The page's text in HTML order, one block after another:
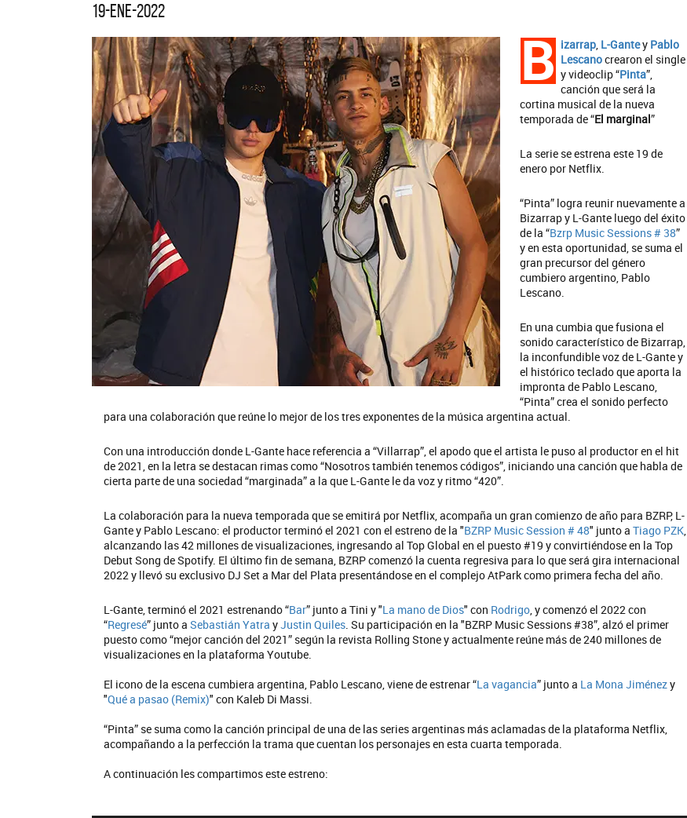
19-ene-2022
B izarrap, L-Gantey Pablo
Lescanocrearon el single
y videoclip “Pinta”,
canción que será la
cortina musical de la nueva
temporada de “El marginal”
La serie se estrena este 19 de
enero por Netflix.
“Pinta” logra reunir nuevamente a
Bizarrap y L-Gante luego del éxito
de la “Bzrp Music Sessions # 38”
y en esta oportunidad, se suma el
gran precursor del género
cumbiero argentino, Pablo
Lescano.
En una cumbia que fusiona el
sonido característico de Bizarrap,
la inconfundible voz de L-Gante y
el histórico teclado que aporta la
impronta de Pablo Lescano,
“Pinta” crea el sonido perfecto
para una colaboración que reúne lo mejor de los tres exponentes de la música argentina actual.
Con una introducción donde L-Gante hace referencia a “Villarrap”, el apodo que el artista le puso al productor en el hit
de 2021, en la letra se destacan rimas como “Nosotros también tenemos códigos”, iniciando una canción que habla de
cierta parte de una sociedad “marginada” a la que L-Gante le da voz y ritmo “420”.
La colaboración para la nueva temporada que se emitirá por Netflix, acompaña un gran comienzo de año para BZRP, L-
Gante y Pablo Lescano: el productor terminó el 2021 con el estreno de la "BZRP Music Session # 48" junto a Tiago PZK,
alcanzando las 42 millones de visualizaciones, ingresando al Top Global en el puesto #19 y convirtiéndose en la Top
Debut Song de Spotify. El último fin de semana, BZRP comenzó la cuenta regresiva para lo que será gira internacional
2022 y llevó su exclusivo DJ Set a Mar del Plata presentándose en el complejo AtPark como primera fecha del año.
L-Gante, terminó el 2021 estrenando “Bar” junto a Tini y "La mano de Dios" con Rodrigo, y comenzó el 2022 con
“Regresé” junto a Sebastián Yatra yJustin Quiles. Su participación en la "BZRP Music Sessions #38”, alzó el primer
puesto como “mejor canción del 2021” según la revista Rolling Stone y actualmente reúne más de 240 millones de
visualizaciones en la plataforma Youtube.
El icono de la escena cumbiera argentina, Pablo Lescano, viene de estrenar “La vagancia” junto a La Mona Jiménezy
"Qué a pasao (Remix)" con Kaleb Di Massi.
“Pinta” se suma como la canción principal de una de las series argentinas más aclamadas de la plataforma Netflix,
acompañando a la perfección la trama que cuentan los personajes en esta cuarta temporada.
A continuación les compartimos este estreno: